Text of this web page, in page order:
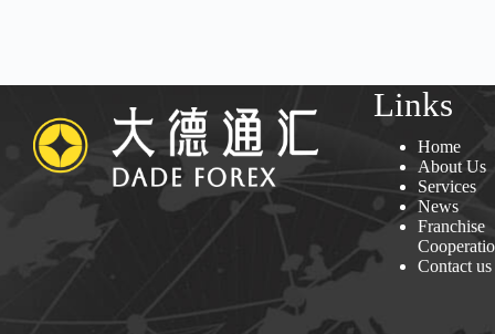
Links
Home
About Us
Services
News
Franchise
Contact us